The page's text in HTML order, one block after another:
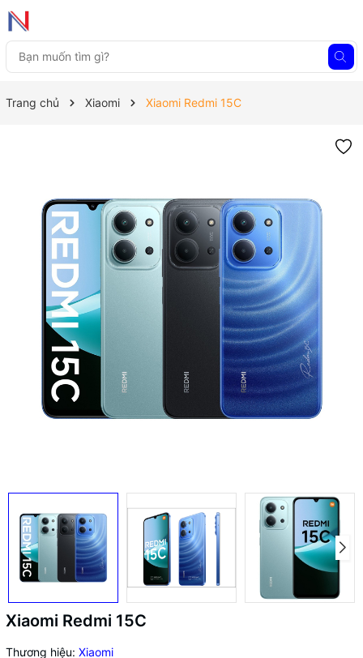
Trang chủ Xiaomi Xiaomi Redmi 15C
Xiaomi Redmi 15C
Thương hiệu: Xiaomi